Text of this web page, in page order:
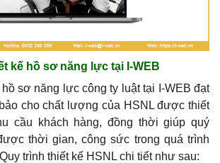
kế hồ sơ năng lực tại I-WEB
sơ năng lực công ty luật tại I-WEB đạt
cho chất lượng của HSNL được thiết
cầu khách hàng, đồng thời giúp quý
thời gian, công sức trong quá trình
trình thiết kế HSNL chi tiết như sau: